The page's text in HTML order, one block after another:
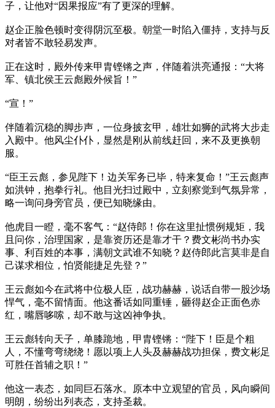
子，让他对“因果报应”有了更深的理解。
赵企正脸色顿时变得阴沉至极。朝堂一时陷入僵持，支持与反
对者皆不敢轻易发声。
正在这时，殿外传来甲胄铿锵之声，伴随着洪亮通报：“大将
军、镇北侯王云彪殿外候旨！”
“宣！”
伴随着沉稳的脚步声，一位身披玄甲，雄壮如狮的武将大步走
入殿中。他风尘仆仆，显然是刚从前线赶回，来不及更换朝
服。
“臣王云彪，参见陛下！边关军务已毕，特来复命！”王云彪声
如洪钟，抱拳行礼。他目光扫过殿中，立刻察觉到气氛异常，
略一询问身旁官员，便已知晓缘由。
他虎目一瞪，毫不客气：“赵侍郎！你在这里扯惯例规矩，我
且问你，治理国家，是靠资历还是靠才干？费文彬尚书办实
事、利百姓的本事，满朝文武谁不知晓？赵侍郎此言莫非是自
己谋求相位，怕贤能捷足先登？”
王云彪如今在武将中位极人臣，战功赫赫，说话自带一股沙场
悍气，毫不留情面。他这番话如同重锤，砸得赵企正面色赤
红，嘴唇哆嗦，却不敢与这凶神争执。
王云彪转向天子，单膝跪地，甲胄铿锵：“陛下！臣是个粗
人，不懂弯弯绕绕！愿以项上人头及赫赫战功担保，费文彬足
可胜任首辅之职！”
他这一表态，如同巨石落水。原本中立观望的官员，风向瞬间
明朗，纷纷出列表态，支持圣裁。